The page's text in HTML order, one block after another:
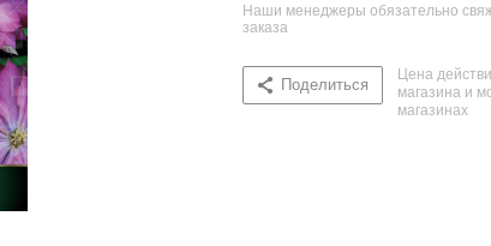
Наши менеджеры обязательно
заказа
Поделиться
Цена
магазина и
магазинах